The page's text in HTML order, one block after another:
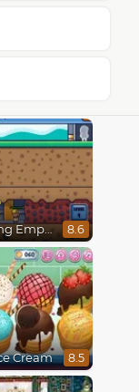
Idle Mining Empire 8.6
Cream 8.5